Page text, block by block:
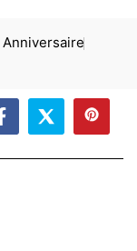
Anniversaire